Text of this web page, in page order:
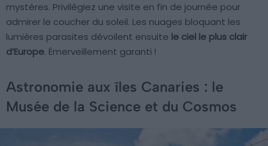
mystères. Privilégiez une visite en fin de journée pour
admirer le coucher du soleil. Les nuages bloquant les
lumières parasites dévoilent ensuite le ciel le plus clair
d’Europe. Émerveillement garanti !
Astronomie aux îles Canaries : le
Musée de la Science et du Cosmos